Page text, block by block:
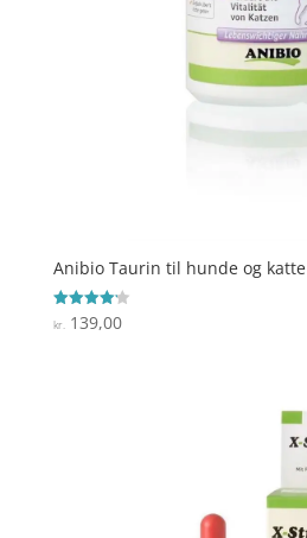
Anibio Taurin til hunde og katte
Vurderet
4.2
kr. 139,00